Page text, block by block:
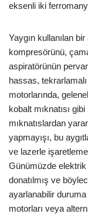
eksenli iki
Yaygın kullanılan
kompresörünü,
aspiratörünün
hassas,
motorlarında,
kobalt mıknatısı
mıknatıslardan
yapmayışı, bu
ve lazerle işaretleme
Günümüzde
donatılmış ve
ayarlanabilir
motorları veya